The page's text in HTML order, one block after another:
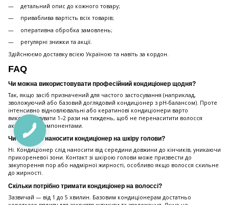
детальний опис до кожного товару;
приваблива вартість всіх товарів;
оперативна обробка замовлень;
регулярні знижки та акції.
Здійснюємо доставку всією Україною та навіть за кордон.
FAQ
Чи можна використовувати професійний кондиціонер щодня?
Так, якщо засіб призначений для частого застосування (наприклад,
зволожуючий або базовий доглядовий кондиціонер з pH-балансом). Проте
інтенсивно відновлювальні або кератинові кондиціонери варто
використовувати 1–2 рази на тиждень, щоб не перенаситити волосся
активними компонентами.
Чи потрібно наносити кондиціонер на шкіру голови?
Ні. Кондиціонер слід наносити від середини довжини до кінчиків, уникаючи
прикореневої зони. Контакт зі шкірою голови може призвести до
закупорення пор або надмірної жирності, особливо якщо волосся схильне
до жирності.
Скільки потрібно тримати кондиціонер на волоссі?
Зазвичай — від 1 до 5 хвилин. Базовим кондиціонерам достатньо